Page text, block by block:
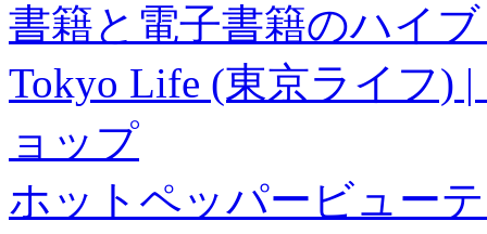
書籍と電子書籍のハイ
Tokyo Life (東京ライフ)
ョップ
ホットペッパービュー